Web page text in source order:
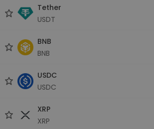
Tether
USDT
BNB
BNB
USDC
USDC
XRP
XRP